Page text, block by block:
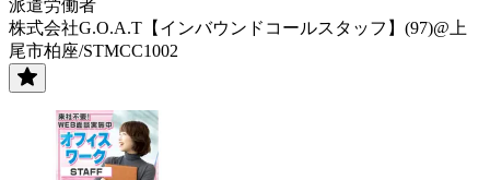
派遣労働者
株式会社G.O.A.T【インバウンドコールスタッフ】(97)@上
尾市柏座/STMCC1002